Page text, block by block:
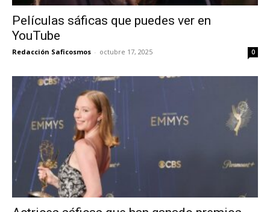
Películas sáficas que puedes ver en
YouTube
Redacción Saficosmos - octubre 17, 2025 0